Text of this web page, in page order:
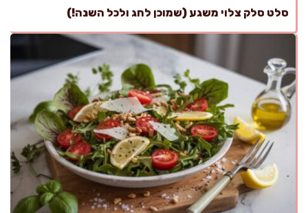
סלט סלק צלוי משגע (שמוכן לחג ולכל השנה!)